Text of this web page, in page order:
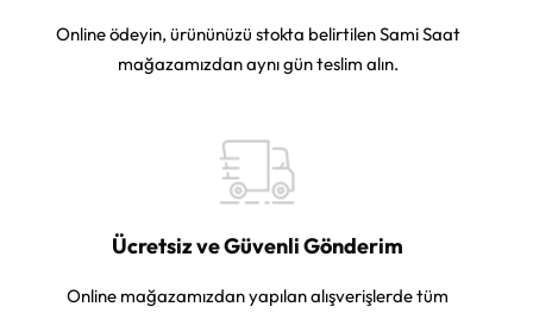
Online ödeyin, ürününüzü stokta belirtilen Sami Saat
mağazamızdan aynı gün teslim alın.
Ücretsiz ve Güvenli Gönderim
Online mağazamızdan yapılan alışverişlerde tüm